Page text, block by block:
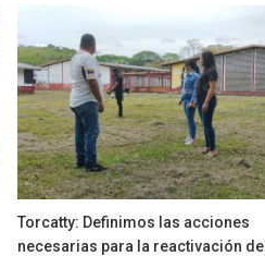
Torcatty: Definimos las acciones
necesarias para la reactivación del